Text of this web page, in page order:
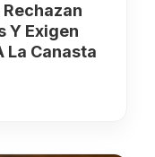
Y Exigen
La Canasta